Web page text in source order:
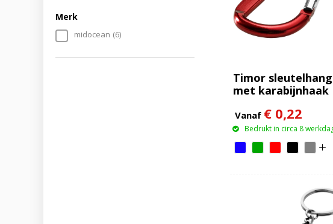
Merk
midocean (6)
Timor
met karabijnhaak
Vanaf € 0,22
Bedrukt in circa 8